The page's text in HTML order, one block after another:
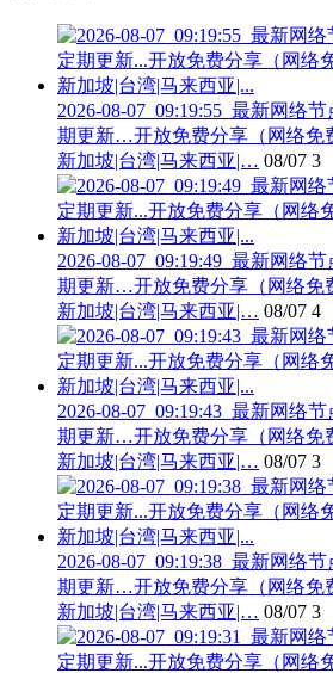
2026-08-07_09:19:55_最新网络
期更新…开放免费分享（网络免
新加坡|台湾|马来西亚|… 08/07 3
2026-08-07_09:19:49_最新网络
期更新…开放免费分享（网络免
新加坡|台湾|马来西亚|… 08/07 4
2026-08-07_09:19:43_最新网络
期更新…开放免费分享（网络免
新加坡|台湾|马来西亚|… 08/07 3
2026-08-07_09:19:38_最新网络
期更新…开放免费分享（网络免
新加坡|台湾|马来西亚|… 08/07 3